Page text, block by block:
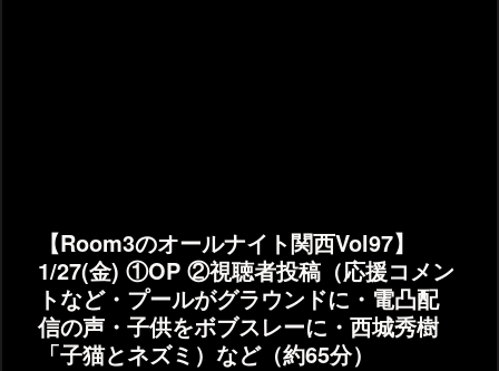
【Room3のオールナイト関西Vol97】
1/27(金) ①OP ②視聴者投稿（応援コメン
トなど・プールがグラウンドに・電凸配
信の声・子供をボブスレーに・西城秀樹
「子猫とネズミ）など（約65分）